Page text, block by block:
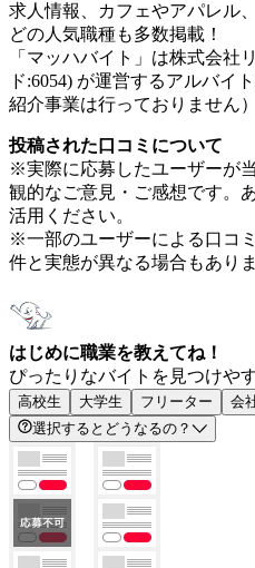
求人情報、カフェやアパレル
どの人気職種も多数掲載！
「マッハバイト」は株式会社
ド:6054) が運営するアルバイ
紹介事業は行っておりません）
投稿された口コミについて
※実際に応募したユーザーが
観的なご意見・ご感想です。
活用ください。
※一部のユーザーによる口コ
件と実態が異なる場合もありま
はじめに職業を教えてね！
ぴったりなバイトを見つけや
高校生 大学生 フリーター 会
選択するとどうなるの？